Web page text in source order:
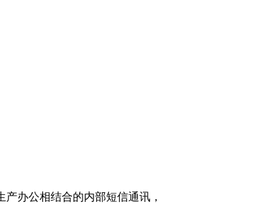
办公相结合的内部短信通讯，